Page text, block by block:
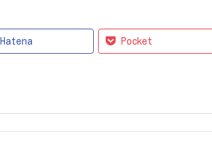
Hatena Pocket